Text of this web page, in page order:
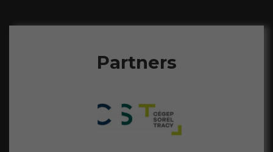
Partnerset la
façon dont le
site Web est
utilisé.